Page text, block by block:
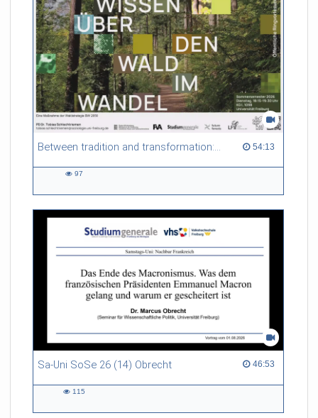
Württemberg (FVA Freiburg) und spannt einen Bogen von
Wald als Erholungsraum, als Arbeitsort und als Arena
gesellschaftlicher Transformationsprozesse.
Referent/in:
PD Dr. Stephanie Bethmann
(Leiterin SGW, FVA Freiburg)
Between tradition and transformation: how owners, advisers and institutions co-create knowledge for resilient forests in Europe 54:13
54:13 duration
97
Sa-Uni SoSe 26 (14) Obrecht 46:53
46:53 duration
115